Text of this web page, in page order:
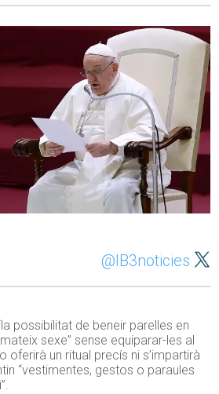
@IB3noticies
possibilitat de beneir parelles en
sexe” sense equiparar-les al
oferirà un ritual precís ni s’impartirà
“vestimentes, gestos o paraules